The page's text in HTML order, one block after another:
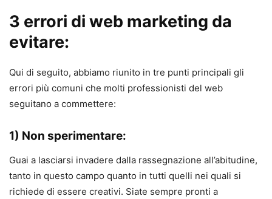
3 errori di web marketing da
evitare:
Qui di seguito, abbiamo riunito in tre punti principali gli
errori più comuni che molti professionisti del web
seguitano a commettere:
1) Non sperimentare:
Guai a lasciarsi invadere dalla rassegnazione all’abitudine,
tanto in questo campo quanto in tutti quelli nei quali si
richiede di essere creativi. Siate sempre pronti a